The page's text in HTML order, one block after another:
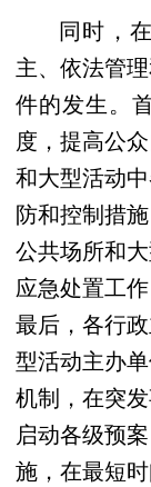
同时，
主、依法管
件的发生。
度，提高公
和大型活动
防和控制措
公共场所和
应急处置工
最后，各行
型活动主办
机制，在突
启动各级预
施，在最短